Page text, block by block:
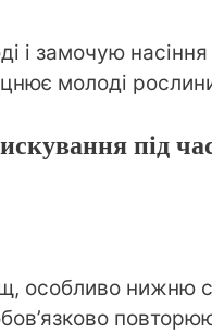
і замочую
молоді
під
особливо нижню